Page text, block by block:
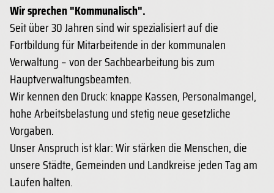
Wir sprechen "Kommunalisch".
Seit über 30 Jahren sind wir spezialisiert auf die
Fortbildung für Mitarbeitende in der kommunalen
Verwaltung – von der Sachbearbeitung bis zum
Hauptverwaltungsbeamten.
Wir kennen den Druck: knappe Kassen, Personalmangel,
hohe Arbeitsbelastung und stetig neue gesetzliche
Vorgaben.
Unser Anspruch ist klar: Wir stärken die Menschen, die
unsere Städte, Gemeinden und Landkreise jeden Tag am
Laufen halten.